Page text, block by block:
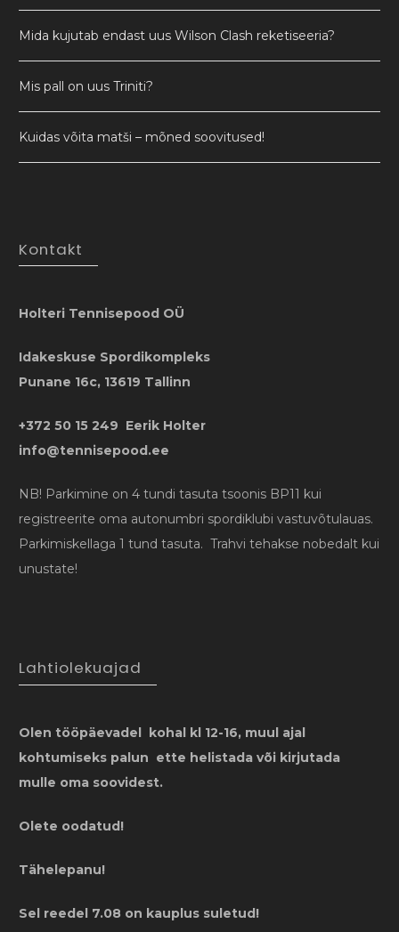
Mida kujutab endast uus Wilson Clash reketiseeria?
Mis pall on uus Triniti?
Kuidas võita matši – mõned soovitused!
Kontakt
Holteri Tennisepood OÜ
Idakeskuse Spordikompleks
Punane 16c, 13619 Tallinn
+372 50 15 249 Eerik Holter
info@tennisepood.ee
NB! Parkimine on 4 tundi tasuta tsoonis BP11 kui
registreerite oma autonumbri spordiklubi vastuvõtulauas.
Parkimiskellaga 1 tund tasuta. Trahvi tehakse nobedalt kui
unustate!
Lahtiolekuajad
Olen tööpäevadel kohal kl 12-16, muul ajal
kohtumiseks palun ette helistada või kirjutada
mulle oma soovidest.
Olete oodatud!
Tähelepanu!
Sel reedel 7.08 on kauplus suletud!